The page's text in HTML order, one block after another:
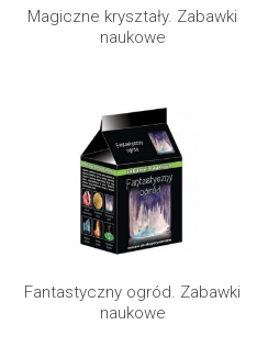
Magiczne kryształy. Zabawki
naukowe
Fantastyczny ogród. Zabawki
naukowe